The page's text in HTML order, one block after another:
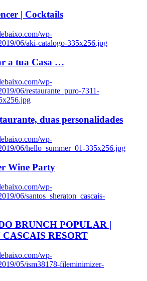
| Cocktails
wp-
06/aki-catalogo-335x256.jpg
a tua Casa …
wp-
06/restaurante_puro-7311-
duas personalidades
wp-
06/hello_summer_01-335x256.jpg
Wine Party
wp-
06/santos_sheraton_cascais-
BRUNCH POPULAR |
RESORT
wp-
05/ism38178-fileminimizer-